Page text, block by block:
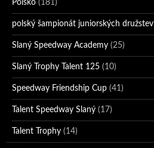
Polsko (181)
polský šampionát juniorských družstev
Slaný Speedway Academy (25)
Slaný Trophy Talent 125 (10)
Speedway Friendship Cup (41)
Talent Speedway Slaný (17)
Talent Trophy (14)